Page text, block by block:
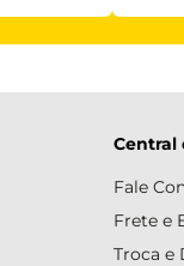
Central
Fale
Frete e
Troca e